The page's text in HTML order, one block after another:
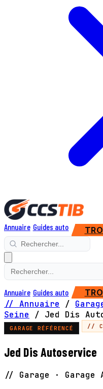
Annuaire Guides auto
Annuaire Guides auto
// Annuaire /
Seine
/ Jed Dis
GARAGE RÉFÉRENCÉ //
Jed Dis Autoservice
// Garage · Garage